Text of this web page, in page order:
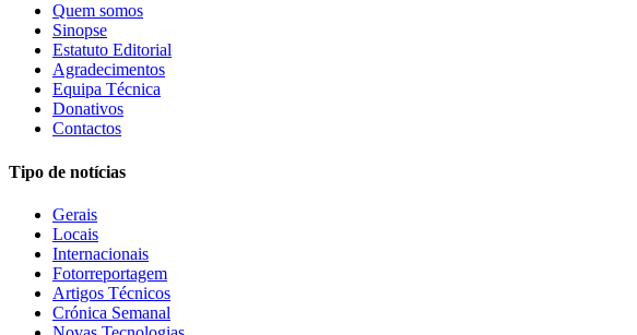
Quem somos
Sinopse
Estatuto Editorial
Agradecimentos
Equipa Técnica
Donativos
Contactos
Tipo de notícias
Gerais
Locais
Internacionais
Fotorreportagem
Artigos Técnicos
Crónica Semanal